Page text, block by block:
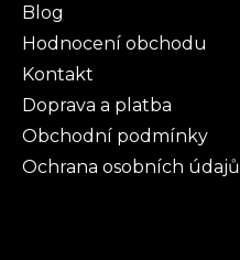
Blog
Hodnocení obchodu
Kontakt
Doprava a platba
Obchodní podmínky
Ochrana osobních údajů